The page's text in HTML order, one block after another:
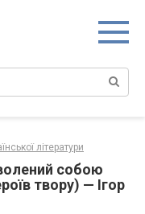
літератури
собою
твору) — Ігор